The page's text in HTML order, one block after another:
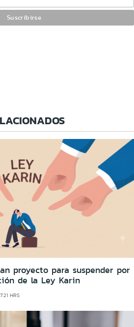
proyecto para suspender por
de la Ley Karin
HRS